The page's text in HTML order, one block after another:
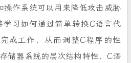
操作系统可以用来降低攻击威胁
习如何通过简单转换C语言代
成工作，从而调整C程序的性
储器系统的层次结构特性，C语